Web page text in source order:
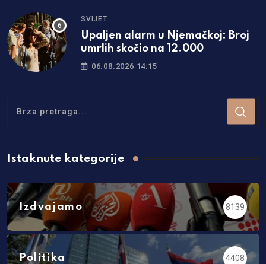
SVIJET
Upaljen alarm u Njemačkoj: Broj
umrlih skočio na 12.000
06.08.2026 14:15
Istaknute kategorije
Izdvajamo 8139
Politika 4408